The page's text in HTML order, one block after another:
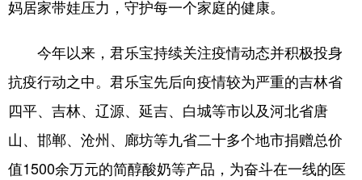
妈居家带娃压力，守护每一个家庭的健康。
今年以来，君乐宝持续关注疫情动态并积极投身
抗疫行动之中。君乐宝先后向疫情较为严重的吉林省
四平、吉林、辽源、延吉、白城等市以及河北省唐
山、邯郸、沧州、廊坊等九省二十多个地市捐赠总价
值1500余万元的简醇酸奶等产品，为奋斗在一线的医